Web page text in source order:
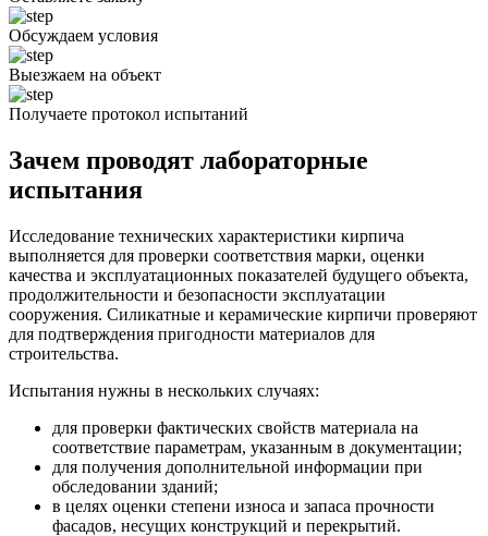
Обсуждаем условия
Выезжаем на объект
Получаете протокол испытаний
Зачем проводят лабораторные
испытания
Исследование технических характеристики кирпича
выполняется для проверки соответствия марки, оценки
качества и эксплуатационных показателей будущего объекта,
продолжительности и безопасности эксплуатации
сооружения. Силикатные и керамические кирпичи проверяют
для подтверждения пригодности материалов для
строительства.
Испытания нужны в нескольких случаях:
для проверки фактических свойств материала на
соответствие параметрам, указанным в документации;
для получения дополнительной информации при
обследовании зданий;
в целях оценки степени износа и запаса прочности
фасадов, несущих конструкций и перекрытий.